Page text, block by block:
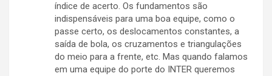
índice de acerto. Os fundamentos são
indispensáveis para uma boa equipe, como o
passe certo, os deslocamentos constantes, a
saída de bola, os cruzamentos e triangulações
do meio para a frente, etc. Mas quando falamos
em uma equipe do porte do INTER queremos